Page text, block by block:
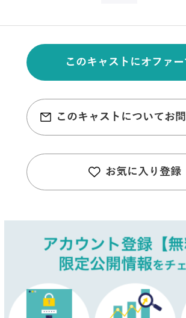
このキャストにオファー
このキャストについてお
お気に入り登録